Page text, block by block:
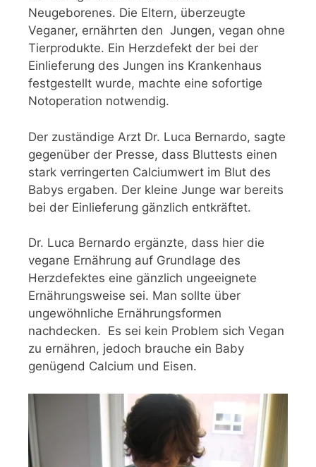
Neugeborenes. Die Eltern, überzeugte
Veganer, ernährten den Jungen, vegan ohne
Tierprodukte. Ein Herzdefekt der bei der
Einlieferung des Jungen ins Krankenhaus
festgestellt wurde, machte eine sofortige
Notoperation notwendig.
Der zuständige Arzt Dr. Luca Bernardo, sagte
gegenüber der Presse, dass Bluttests einen
stark verringerten Calciumwert im Blut des
Babys ergaben. Der kleine Junge war bereits
bei der Einlieferung gänzlich entkräftet.
Dr. Luca Bernardo ergänzte, dass hier die
vegane Ernährung auf Grundlage des
Herzdefektes eine gänzlich ungeeignete
Ernährungsweise sei. Man sollte über
ungewöhnliche Ernährungsformen
nachdecken. Es sei kein Problem sich Vegan
zu ernähren, jedoch brauche ein Baby
genügend Calcium und Eisen.